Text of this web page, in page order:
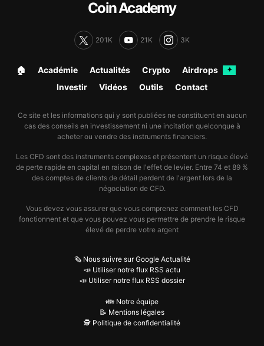
Coin Academy
201K 21K 3K
🏠︎ Académie Actualités Crypto Airdrops ✦
Investir Vidéos Outils Contact
Ce site et les informations qui y sont publiées ne constituent en aucun
cas des conseils en investissement ni une incitation quelconque à
acheter ou vendre des instruments financiers.
Les CFD sont des instruments complexes et présentent un risque élevé
de perte rapide en capital en raison de l'effet de levier. Entre 74 et 89 %
des comptes de clients de détail perdent de l'argent lors de la
négociation de CFD.
Vous devez vous assurer que vous comprenez comment les CFD
fonctionnent et que vous pouvez vous permettre de prendre le risque
élevé de perdre votre argent
🗞️ Nous suivre sur Google Actualité
📣 Utiliser notre flux RSS actu
📣 Utiliser notre flux RSS dossier
👪 Notre équipe
📝 Mentions légales
🕵️ Politique de confidentialité